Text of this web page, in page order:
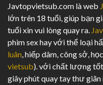
Javtopvietsub.com là web
lớn trên 18 tuổi, giúp bạn
tuổi xin vui lòng quay ra.
phim sex hay với thể loại
luân , hiếp dâm, công sở,
vietsub). với chất lượng
giây phút quay tay thư giãn